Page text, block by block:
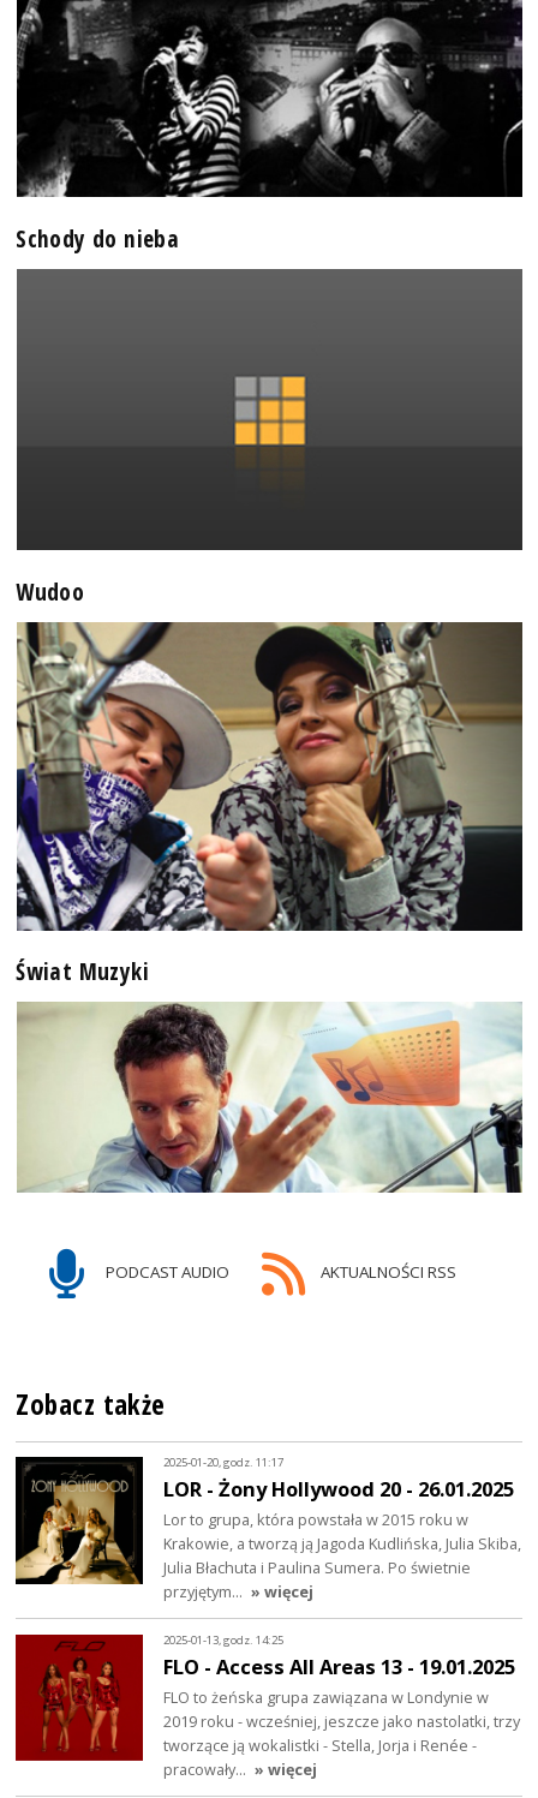
Schody do nieba
Wudoo
Świat Muzyki
PODCAST AUDIO AKTUALNOŚCI RSS
Zobacz także
2025-01-20, godz. 11:17
LOR - Żony Hollywood 20 - 26.01.2025
Lor to grupa, która powstała w 2015 roku w
Krakowie, a tworzą ją Jagoda Kudlińska, Julia Skiba,
Julia Błachuta i Paulina Sumera. Po świetnie
przyjętym… » więcej
2025-01-13, godz. 14:25
FLO - Access All Areas 13 - 19.01.2025
FLO to żeńska grupa zawiązana w Londynie w
2019 roku - wcześniej, jeszcze jako nastolatki, trzy
tworzące ją wokalistki - Stella, Jorja i Renée -
pracowały… » więcej